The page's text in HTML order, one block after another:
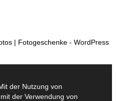
| Fotogeschenke - WordPress
der Nutzung von
der Verwendung von